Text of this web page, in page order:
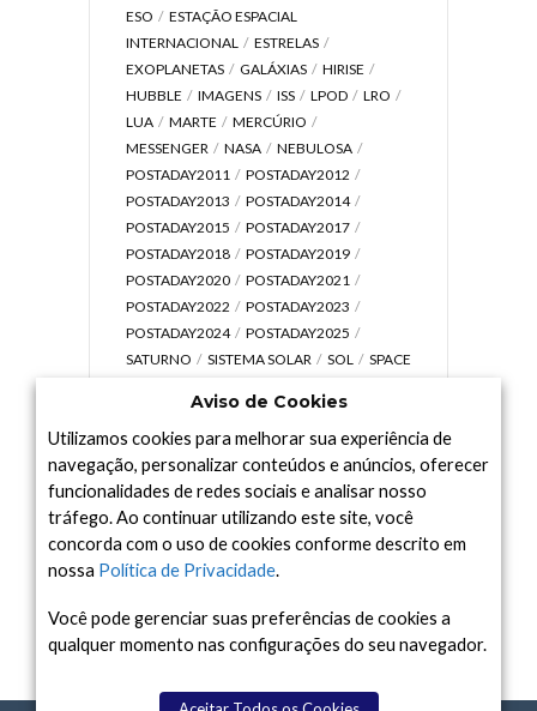
ESO
ESTAÇÃO ESPACIAL
INTERNACIONAL
ESTRELAS
EXOPLANETAS
GALÁXIAS
HIRISE
HUBBLE
IMAGENS ISS LPOD
LRO
LUA
MARTE
MERCÚRIO
MESSENGER
NASA
NEBULOSA
POSTADAY2011
POSTADAY2012
POSTADAY2013
POSTADAY2014
POSTADAY2015
POSTADAY2017
POSTADAY2018
POSTADAY2019
POSTADAY2020
POSTADAY2021
POSTADAY2022
POSTADAY2023
POSTADAY2024
POSTADAY2025
SATURNO
SISTEMA SOLAR SOL
SPACE
UNIVERSO
VÍDEO
Arquivo
Arquivo
Aviso de Cookies
Utilizamos cookies para melhorar sua experiência de
navegação, personalizar conteúdos e anúncios, oferecer
funcionalidades de redes sociais e analisar nosso
tráfego. Ao continuar utilizando este site, você
concorda com o uso de cookies conforme descrito em
nossa Política de Privacidade.
Você pode gerenciar suas preferências de cookies a
qualquer momento nas configurações do seu navegador.